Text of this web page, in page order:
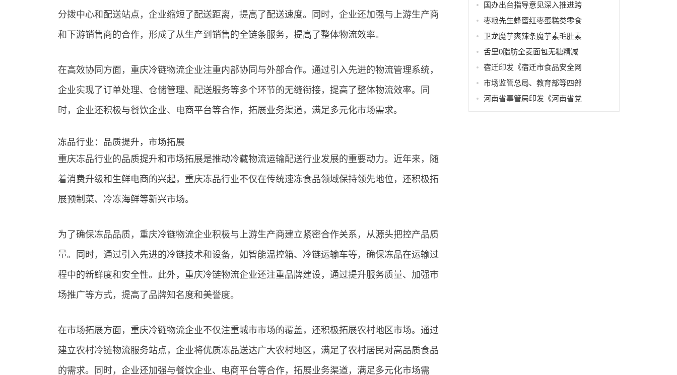
分拨中心和配送站点，企业缩短了配送距离，提高了配送速度。同时，企业还加强与上游生产商
和下游销售商的合作，形成了从生产到销售的全链条服务，提高了整体物流效率。
在高效协同方面，重庆冷链物流企业注重内部协同与外部合作。通过引入先进的物流管理系统，
企业实现了订单处理、仓储管理、配送服务等多个环节的无缝衔接，提高了整体物流效率。同
时，企业还积极与餐饮企业、电商平台等合作，拓展业务渠道，满足多元化市场需求。
冻品行业：品质提升，市场拓展
重庆冻品行业的品质提升和市场拓展是推动冷藏物流运输配送行业发展的重要动力。近年来，随
着消费升级和生鲜电商的兴起，重庆冻品行业不仅在传统速冻食品领域保持领先地位，还积极拓
展预制菜、冷冻海鲜等新兴市场。
为了确保冻品品质，重庆冷链物流企业积极与上游生产商建立紧密合作关系，从源头把控产品质
量。同时，通过引入先进的冷链技术和设备，如智能温控箱、冷链运输车等，确保冻品在运输过
程中的新鲜度和安全性。此外，重庆冷链物流企业还注重品牌建设，通过提升服务质量、加强市
场推广等方式，提高了品牌知名度和美誉度。
在市场拓展方面，重庆冷链物流企业不仅注重城市市场的覆盖，还积极拓展农村地区市场。通过
建立农村冷链物流服务站点，企业将优质冻品送达广大农村地区，满足了农村居民对高品质食品
的需求。同时，企业还加强与餐饮企业、电商平台等合作，拓展业务渠道，满足多元化市场需
国办出台指导意见深入推进跨
枣粮先生蜂蜜红枣蛋糕类零食
卫龙魔芋爽辣条魔芋素毛肚素
舌里0脂肪全麦面包无糖精减
宿迁印发《宿迁市食品安全网
市场监管总局、教育部等四部
河南省事管局印发《河南省党